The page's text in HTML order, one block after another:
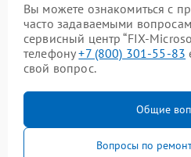
Вы можете ознакомиться с
часто задаваемыми
сервисный центр “FIX-
телефону+7 (800) 301-55-83
свой вопрос.
Общие
Вопросы по